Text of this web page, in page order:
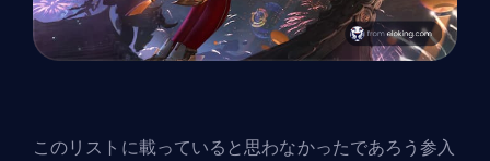
このリストに載っていると思わなかったであろう参入